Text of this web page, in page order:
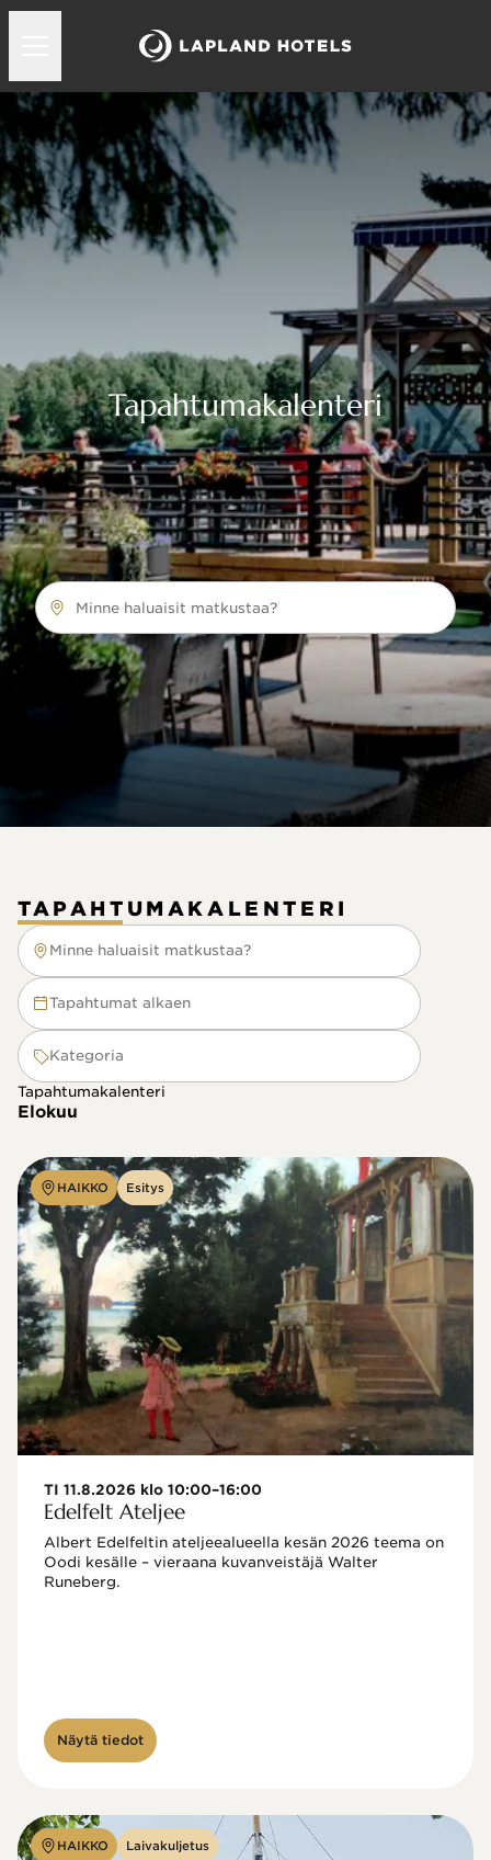
Tapahtumakalenteri
Minne haluaisit matkustaa?
TAPAHTUMAKALENTERI
Minne haluaisit matkustaa?
Minne haluaisit matkustaa?
Tapahtumat alkaen
Kategoria
Tapahtumakalenteri
Elokuu
HAIKKO Esitys
TI 11.8.2026 klo 10:00–16:00
Edelfelt Ateljee
Albert Edelfeltin ateljeealueella kesän 2026 teema on
Oodi kesälle – vieraana kuvanveistäjä Walter
Näytä tiedot
HAIKKO Laivakuljetus